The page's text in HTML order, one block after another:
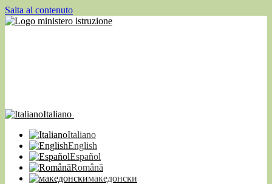
Salta al contenuto
Italiano
Italiano
English
Español
Română
македонски